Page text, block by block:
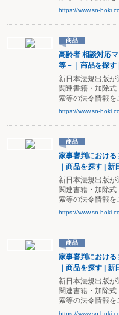
https://www.sn-
商品
高齢者 相談対応
等－｜商品を探す
新日本法規出版
関連書籍・加除
索等の法令情報を
https://www.sn-
商品
家事審判における
｜商品を探す |
新日本法規出版
関連書籍・加除
索等の法令情報を
https://www.sn-
商品
家事審判における
｜商品を探す |
新日本法規出版
関連書籍・加除
索等の法令情報を
https://www.sn-